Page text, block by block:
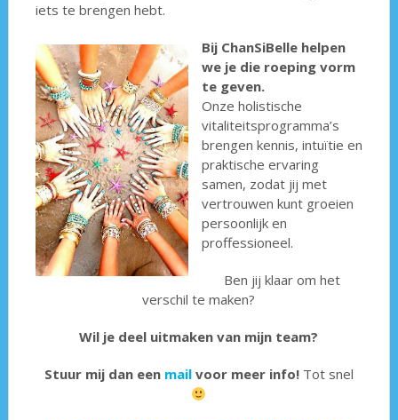
iets te brengen hebt.
Bij ChanSiBelle helpen
we je die roeping vorm
te geven.
Onze holistische
vitaliteitsprogramma’s
brengen kennis, intuïtie en
praktische ervaring
samen, zodat jij met
vertrouwen kunt groeien
persoonlijk en
proffessioneel.
Ben jij klaar om het
verschil te maken?
Wil je deel uitmaken van mijn team?
Stuur mij dan een mailvoor meer info!Tot snel